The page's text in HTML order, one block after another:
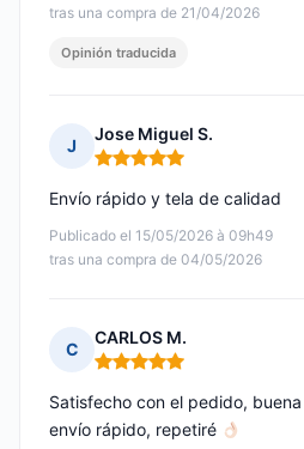
tras una compra de 21/04/2026
Opinión traducida
J
Jose Miguel S.
Nota: 5 de 5
Publicado el 15/05/2026 à 09h49
tras una compra de 04/05/2026
Envío rápido y tela de calidad
C
CARLOS M.
Nota: 5 de 5
Satisfecho con el pedido,
envío rápido, repetiré